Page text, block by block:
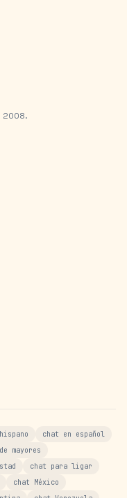
2008.
chat en español
mayores
chat para ligar
chat México